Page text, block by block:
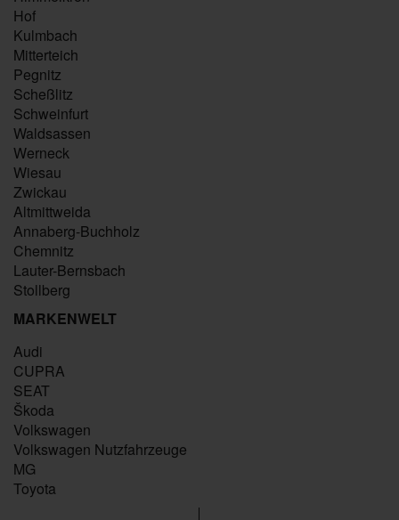
Hof
Kulmbach
Mitterteich
Pegnitz
Scheßlitz
Schweinfurt
Waldsassen
Werneck
Wiesau
Zwickau
Altmittweida
Annaberg-Buchholz
Chemnitz
Lauter-Bernsbach
Stollberg
MARKENWELT
Audi
CUPRA
SEAT
Škoda
Volkswagen
Volkswagen Nutzfahrzeuge
MG
Toyota